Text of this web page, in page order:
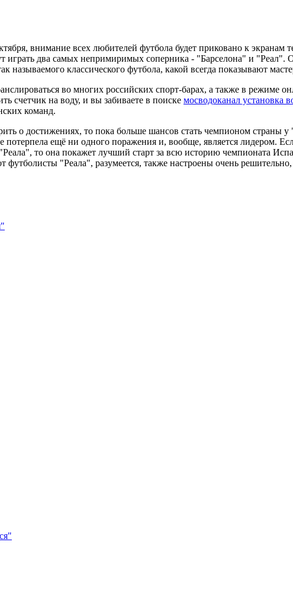
внимание всех любителей футбола будет приковано к экранам
играть два самых непримиримых соперника - "Барселона" и "Реал".
называемого классического футбола, какой всегда показывают
во многих российских спорт-барах, а также в режиме
счетчик на воду, и вы забиваете в поиске мосводоканал установка
команд.
о достижениях, то пока больше шансов стать чемпионом страны
потерпела ещё ни одного поражения и, вообще, является лидером.
то она покажет лучший старт за всю историю чемпионата
футболисты "Реала", разумеется, также настроены очень